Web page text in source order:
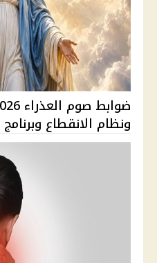
ونظام الانقطاع وبرنامج